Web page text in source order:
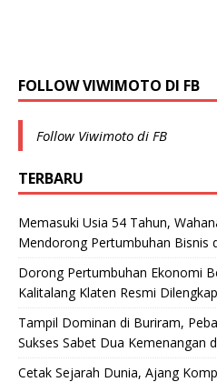
FOLLOW VIWIMOTO DI FB
Follow Viwimoto di FB
TERBARU
Memasuki Usia 54 Tahun,
Mendorong Pertumbuhan Bisnis
Dorong Pertumbuhan Ekonomi
Kalitalang Klaten Resmi
Tampil Dominan di Buriram,
Sukses Sabet Dua Kemenangan
Cetak Sejarah Dunia, Ajang